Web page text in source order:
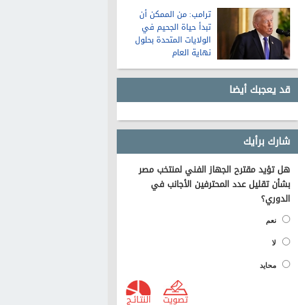
ترامب: من الممكن أن
تبدأ حياة الجحيم في
الولايات المتحدة بحلول
نهاية العام
قد يعجبك أيضا
شارك برأيك
هل تؤيد مقترح الجهاز الفني لمنتخب مصر
بشأن تقليل عدد المحترفين الأجانب في
الدوري؟
نعم
لا
محايد
النتـائـج تصويت